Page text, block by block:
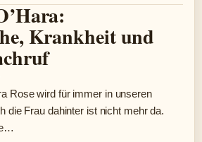
Krankheit und
Rose wird für immer in unseren
die Frau dahinter ist nicht mehr da.